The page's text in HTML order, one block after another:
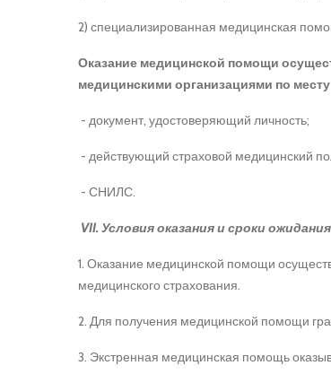
2) специализированная медицинская
Оказание медицинской помощи
медицинскими организациями по
- документ, удостоверяющий личность;
- действующий страховой медицинский
- СНИЛС.
VII. Условия оказания и сроки
1. Оказание медицинской помощи
медицинского страхования.
2. Для получения медицинской помощи
3. Экстренная медицинская помощь